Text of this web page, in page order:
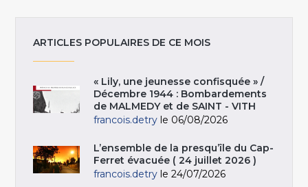
ARTICLES POPULAIRES DE CE MOIS
« Lily, une jeunesse confisquée » /
Décembre 1944 : Bombardements
de MALMEDY et de SAINT - VITH
francois.detry le 06/08/2026
L’ensemble de la presqu’île du Cap-
Ferret évacuée ( 24 juillet 2026 )
francois.detry le 24/07/2026